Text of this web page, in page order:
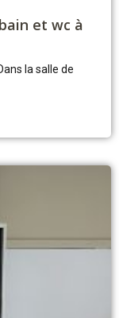
et wc à
la salle de